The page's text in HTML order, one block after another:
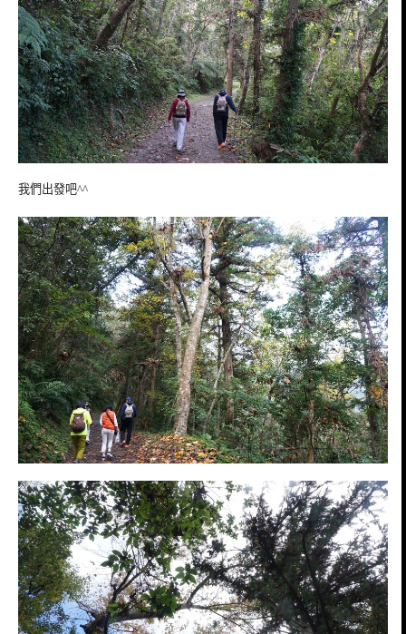
我們出發吧^^